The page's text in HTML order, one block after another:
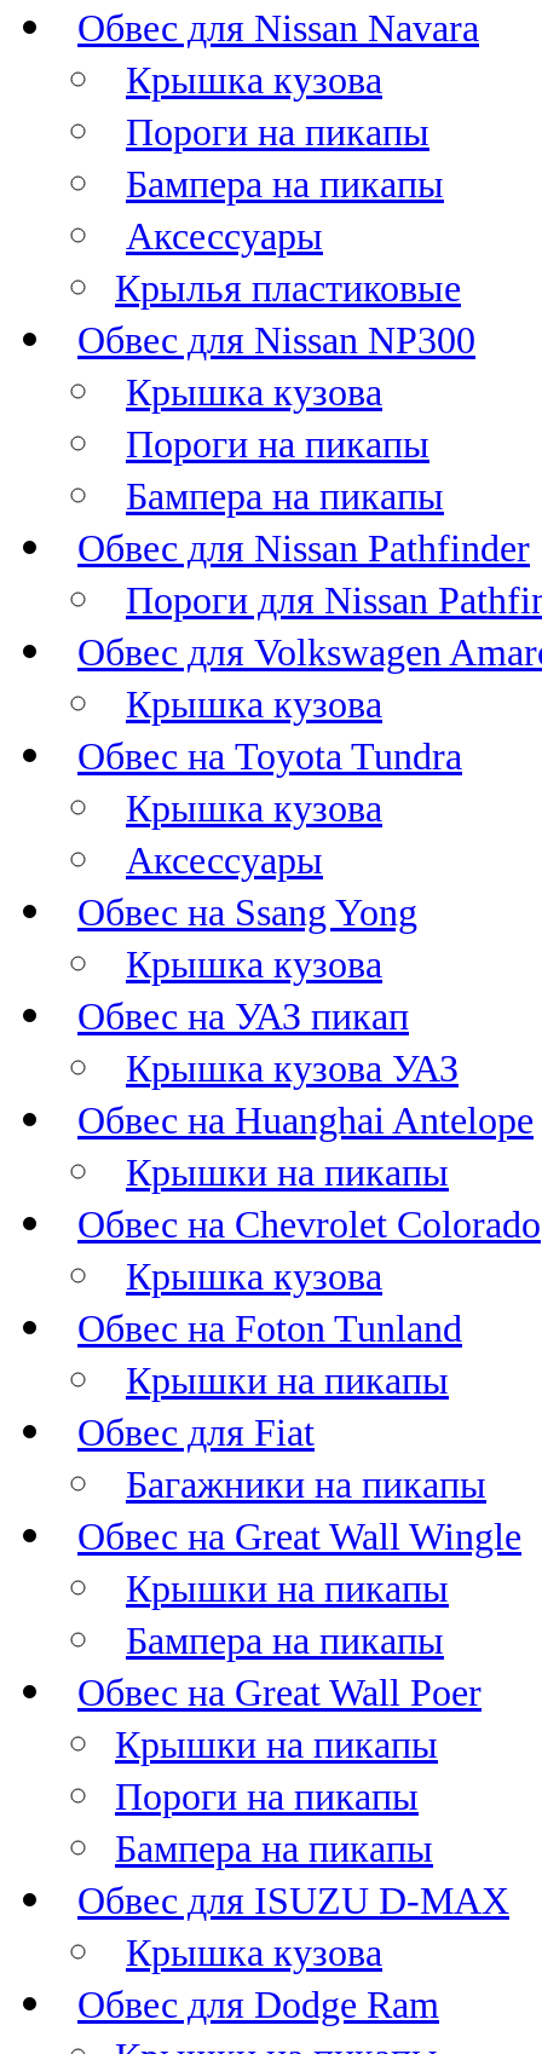
Обвес для Nissan Navara
Крышка кузова
Пороги на пикапы
Бампера на пикапы
Аксессуары
Крылья пластиковые
Обвес для Nissan NP300
Крышка кузова
Пороги на пикапы
Бампера на пикапы
Обвес для Nissan Pathfinder
Пороги для Nissan
Обвес для Volkswagen
Крышка кузова
Обвес на Toyota Tundra
Крышка кузова
Аксессуары
Обвес на Ssang Yong
Крышка кузова
Обвес на УАЗ пикап
Крышка кузова УАЗ
Обвес на Huanghai Antelope
Крышки на пикапы
Обвес на Chevrolet Colorado
Крышка кузова
Обвес на Foton Tunland
Крышки на пикапы
Обвес для Fiat
Багажники на пикапы
Обвес на Great Wall Wingle
Крышки на пикапы
Бампера на пикапы
Обвес на Great Wall Poer
Крышки на пикапы
Пороги на пикапы
Бампера на пикапы
Обвес для ISUZU D-MAX
Крышка кузова
Обвес для Dodge Ram